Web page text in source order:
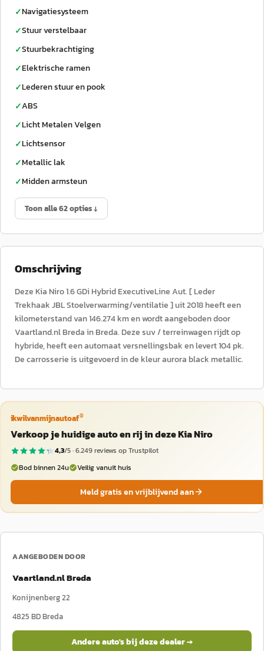
✓Navigatiesysteem
✓Stuur verstelbaar
✓Stuurbekrachtiging
✓Elektrische ramen
✓Lederen stuur en pook
✓ABS
✓Licht Metalen Velgen
✓Lichtsensor
✓Metallic lak
✓Midden armsteun
Toon alle 62 opties ↓
Omschrijving
Deze Kia Niro 1.6 GDi Hybrid ExecutiveLine Aut. [ Leder
Trekhaak JBL Stoelverwarming/ventilatie ] uit 2018 heeft een
kilometerstand van 146.274 km en wordt aangeboden door
Vaartland.nl Breda in Breda. Deze suv / terreinwagen rijdt op
hybride, heeft een automaat versnellingsbak en levert 104 pk.
De carrosserie is uitgevoerd in de kleur aurora black metallic.
ikwilvanmijnautoaf®
Verkoop je huidige auto en rij in deze Kia Niro
4,3/5 ·6.249reviews op Trustpilot
Bod binnen 24u
Veilig vanuit huis
Meld gratis en vrijblijvend aan
AANGEBODEN DOOR
Vaartland.nl Breda
Konijnenberg 22
4825 BDBreda
Andere auto's bij deze dealer →